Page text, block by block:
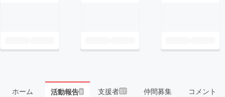
ホーム 活動報告8 支援者57 仲間募集 コメント